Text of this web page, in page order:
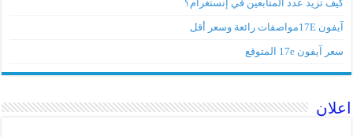
كيف تزيد عدد المتابعين في إنستغرام؟
آيفون 17Eمواصفات رائعة وسعر أقل
سعر آيفون 17e المتوقع
اعلان